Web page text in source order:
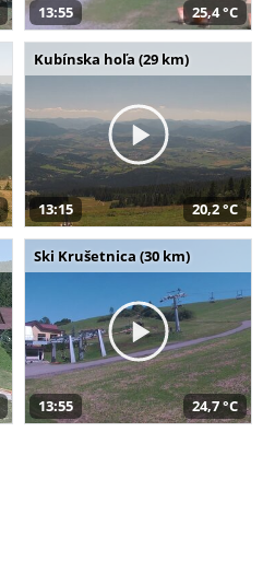
13:55 25,4 °C
Kubínska hoľa (29 km)
13:15 20,2 °C
Ski Krušetnica (30 km)
13:55 24,7 °C